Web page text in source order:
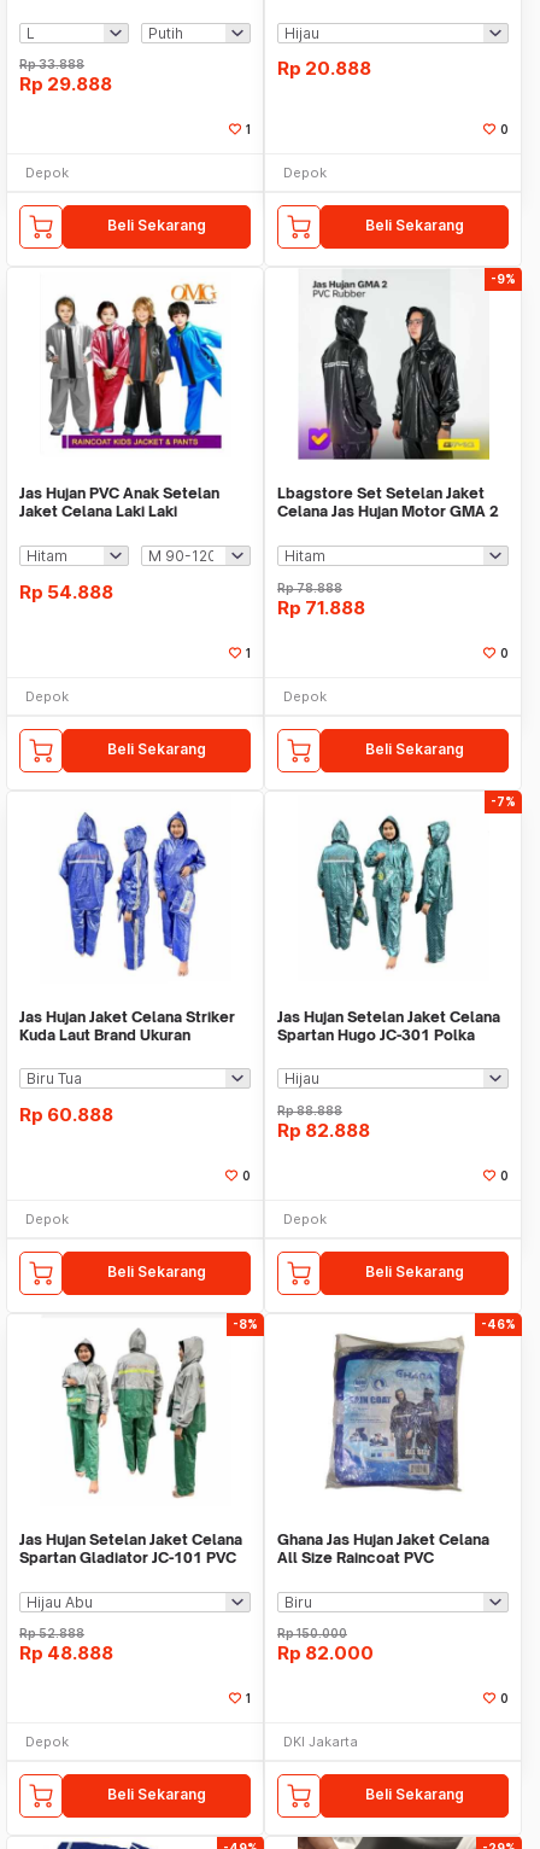
Rp33.888
Rp 29.888
1
Depok
Beli Sekarang
Rp 20.888
0
Depok
Beli Sekarang
Jas Hujan PVC Anak Setelan
Jaket Celana Laki Laki
Rp 54.888
1
Depok
Beli Sekarang
-9%
Lbagstore Set Setelan Jaket
Celana Jas Hujan Motor GMA 2
Rp78.888
Rp 71.888
0
Depok
Beli Sekarang
Jas Hujan Jaket Celana Striker
Kuda Laut Brand Ukuran
Rp 60.888
0
Depok
Beli Sekarang
-7%
Jas Hujan Setelan Jaket Celana
Spartan Hugo JC-301 Polka
Rp88.888
Rp 82.888
0
Depok
Beli Sekarang
-8%
Jas Hujan Setelan Jaket Celana
Spartan Gladiator JC-101 PVC
Rp52.888
Rp 48.888
1
Depok
Beli Sekarang
-46%
Ghana Jas Hujan Jaket Celana
All Size Raincoat PVC
Rp150.000
Rp 82.000
0
DKI Jakarta
Beli Sekarang